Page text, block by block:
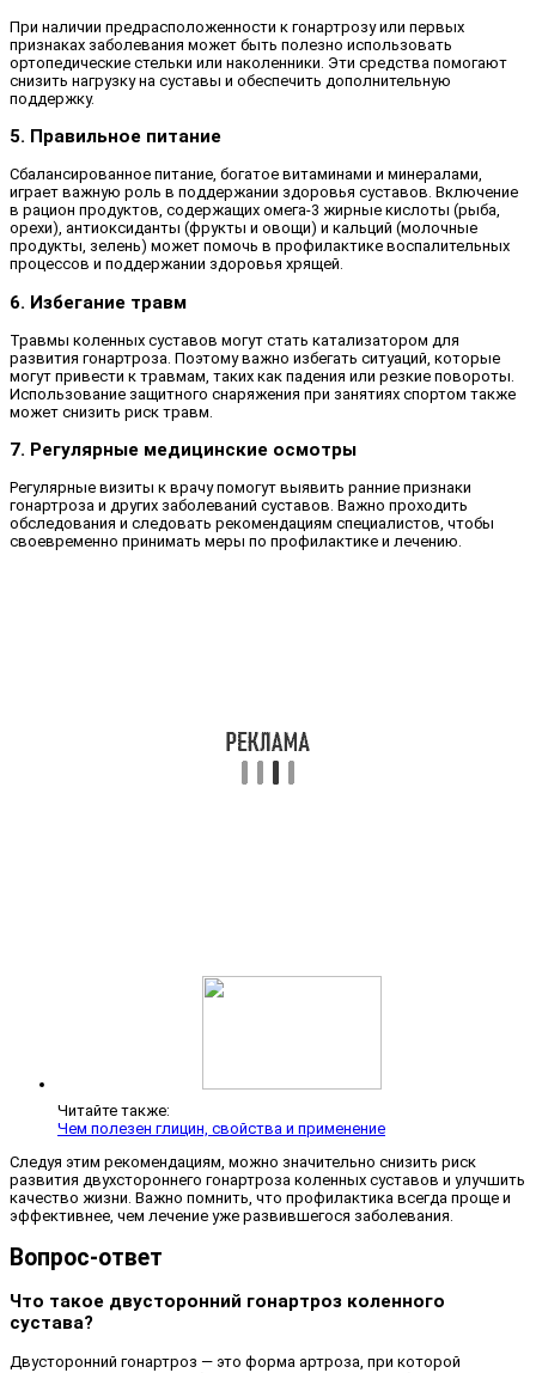
При наличии предрасположенности к гонартрозу или первых
признаках заболевания может быть полезно использовать
ортопедические стельки или наколенники. Эти средства помогают
снизить нагрузку на суставы и обеспечить дополнительную
поддержку.
5. Правильное питание
Сбалансированное питание, богатое витаминами и минералами,
играет важную роль в поддержании здоровья суставов. Включение
в рацион продуктов, содержащих омега-3 жирные кислоты (рыба,
орехи), антиоксиданты (фрукты и овощи) и кальций (молочные
продукты, зелень) может помочь в профилактике воспалительных
процессов и поддержании здоровья хрящей.
6. Избегание травм
Травмы коленных суставов могут стать катализатором для
развития гонартроза. Поэтому важно избегать ситуаций, которые
могут привести к травмам, таких как падения или резкие повороты.
Использование защитного снаряжения при занятиях спортом также
может снизить риск травм.
7. Регулярные медицинские осмотры
Регулярные визиты к врачу помогут выявить ранние признаки
гонартроза и других заболеваний суставов. Важно проходить
обследования и следовать рекомендациям специалистов, чтобы
своевременно принимать меры по профилактике и лечению.
Читайте также:
Чем полезен глицин, свойства и применение
Следуя этим рекомендациям, можно значительно снизить риск
развития двухстороннего гонартроза коленных суставов и улучшить
качество жизни. Важно помнить, что профилактика всегда проще и
эффективнее, чем лечение уже развившегося заболевания.
Вопрос-ответ
Что такое двусторонний гонартроз коленного
сустава?
Двусторонний гонартроз — это форма артроза, при которой